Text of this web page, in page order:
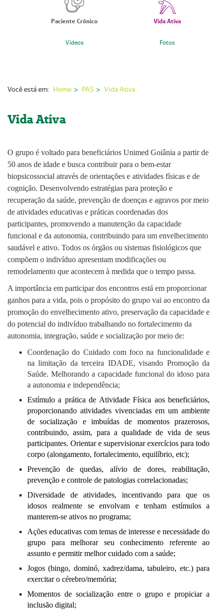
Paciente Crônico Vida Ativa
Vídeos Fotos
Você está em: Home PAS Vida Ativa
Vida Ativa
O grupo é voltado para beneficiários Unimed Goiânia a partir de
50 anos de idade e busca contribuir para o bem-estar
biopsicossocial através de orientações e atividades físicas e de
cognição. Desenvolvendo estratégias para proteção e
recuperação da saúde, prevenção de doenças e agravos por meio
de atividades educativas e práticas coordenadas dos
participantes, promovendo a manutenção da capacidade
funcional e da autonomia, contribuindo para um envelhecimento
saudável e ativo. Todos os órgãos ou sistemas fisiológicos que
compõem o indivíduo apresentam modificações ou
remodelamento que acontecem à medida que o tempo passa.
A importância em participar dos encontros está em proporcionar
ganhos para a vida, pois o propósito do grupo vai ao encontro da
promoção do envelhecimento ativo, preservação da capacidade e
do potencial do indivíduo trabalhando no fortalecimento da
autonomia, integração, saúde e socialização por meio de:
Coordenação do Cuidado com foco na funcionalidade e
na limitação da terceira IDADE, visando Promoção da
Saúde. Melhorando a capacidade funcional do idoso para
a autonomia e independência;
Estímulo a prática de Atividade Física aos beneficiários,
proporcionando atividades vivenciadas em um ambiente
de socialização e imbuídas de momentos prazerosos,
contribuindo, assim, para a qualidade de vida de seus
participantes. Orientar e supervisionar exercícios para todo
corpo (alongamento, fortalecimento, equilíbrio, etc);
Prevenção de quedas, alívio de dores, reabilitação,
prevenção e controle de patologias correlacionadas;
Diversidade de atividades, incentivando para que os
idosos realmente se envolvam e tenham estímulos a
manterem-se ativos no programa;
Ações educativas com temas de interesse e necessidade do
grupo para melhorar seu conhecimento referente ao
assunto e permitir melhor cuidado com a saúde;
Jogos (bingo, dominó, xadrez/dama, tabuleiro, etc.) para
exercitar o cérebro/memória;
Momentos de socialização entre o grupo e propiciar a
inclusão digital;